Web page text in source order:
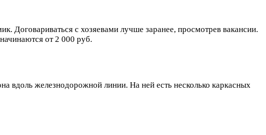
Договариваться с хозяевами лучше заранее, просмотрев вакансии.
от 2 000 руб.
вдоль железнодорожной линии. На ней есть несколько каркасных